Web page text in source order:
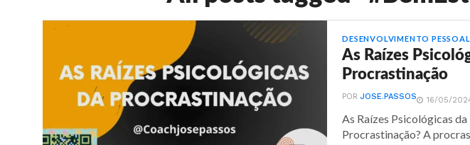
DESENVOLVIMENTO
As Raízes
Procrastinação
PORJOSE.PASSOS 16/05/
As Raízes Psicológicas
Procrastinação? A